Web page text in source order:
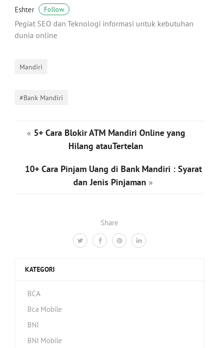
Share
Eshter Follow
Pegiat SEO dan Teknologi informasi untuk kebutuhan
dunia online
Mandiri
#Bank Mandiri
« 5+ Cara Blokir ATM Mandiri Online yang
Hilang atauTertelan
10+ Cara Pinjam Uang di Bank Mandiri : Syarat
dan Jenis Pinjaman »
KATEGORI
BCA
Bca Mobile
BNI
BNI Mobile